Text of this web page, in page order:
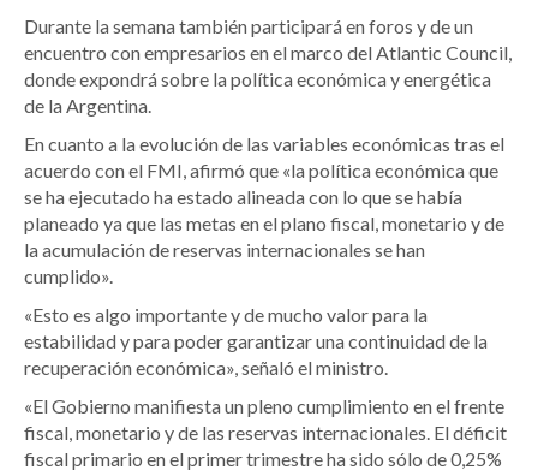
Durante la semana también participará en foros y de un
encuentro con empresarios en el marco del Atlantic Council,
donde expondrá sobre la política económica y energética
de la Argentina.
En cuanto a la evolución de las variables económicas tras el
acuerdo con el FMI, afirmó que «la política económica que
se ha ejecutado ha estado alineada con lo que se había
planeado ya que las metas en el plano fiscal, monetario y de
la acumulación de reservas internacionales se han
cumplido».
«Esto es algo importante y de mucho valor para la
estabilidad y para poder garantizar una continuidad de la
recuperación económica», señaló el ministro.
«El Gobierno manifiesta un pleno cumplimiento en el frente
fiscal, monetario y de las reservas internacionales. El déficit
fiscal primario en el primer trimestre ha sido sólo de 0,25%